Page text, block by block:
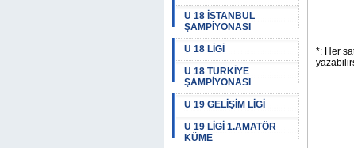
U 18 İSTANBUL
ŞAMPİYONASI
U 18 LİGİ
U 18 TÜRKİYE
ŞAMPİYONASI
U 19 GELİŞİM LİGİ
U 19 LİGİ 1.AMATÖR
KÜME